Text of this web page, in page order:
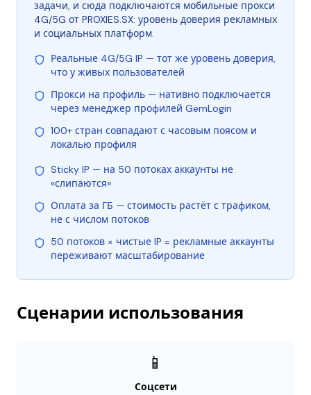
задачи, и сюда подключаются мобильные прокси
4G/5G от PROXIES.SX: уровень доверия рекламных
и социальных платформ.
Реальные 4G/5G IP — тот же уровень доверия,
что у живых пользователей
Прокси на профиль — нативно подключается
через менеджер профилей GemLogin
100+ стран совпадают с часовым поясом и
локалью профиля
Sticky IP — на 50 потоках аккаунты не
«слипаются»
Оплата за ГБ — стоимость растёт с трафиком,
не с числом потоков
50 потоков × чистые IP = рекламные аккаунты
переживают масштабирование
Сценарии использования
📱
Соцсети